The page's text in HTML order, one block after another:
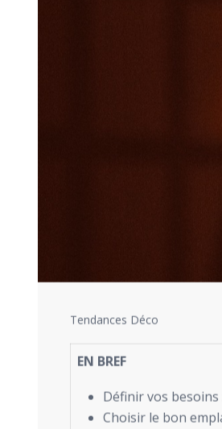
Tendances Déco
EN BREF
Définir vos besoins
Choisir le bon